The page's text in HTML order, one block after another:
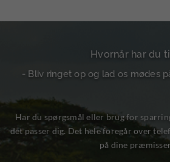
Hvornår har du
- Bliv ringet op og lad os mødes
Har du spørgsmål eller brug for
det passer dig. Det hele foregår over
på dine